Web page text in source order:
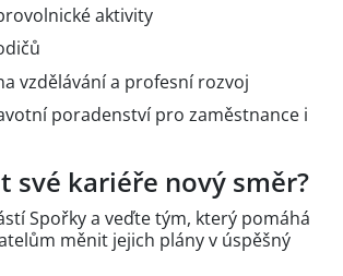
aktivity
vzdělávání a profesní rozvoj
poradenství pro zaměstnance i
své kariéře nový směr?
Spořky a veďte tým, který pomáhá
měnit jejich plány v úspěšný